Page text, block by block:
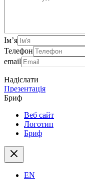
Ім’я
Телефон
email
Надіслати
Презентація
Бриф
Веб сайт
Логотип
Бриф
EN